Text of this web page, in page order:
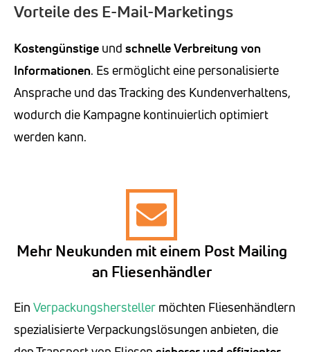
Vorteile des E-Mail-Marketings
Kostengünstige und schnelle Verbreitung von
Informationen. Es ermöglicht eine personalisierte
Ansprache und das Tracking des Kundenverhaltens,
wodurch die Kampagne kontinuierlich optimiert
werden kann.
Mehr Neukunden mit einem Post Mailing
an Fliesenhändler
Ein Verpackungshersteller möchten Fliesenhändlern
spezialisierte Verpackungslösungen anbieten, die